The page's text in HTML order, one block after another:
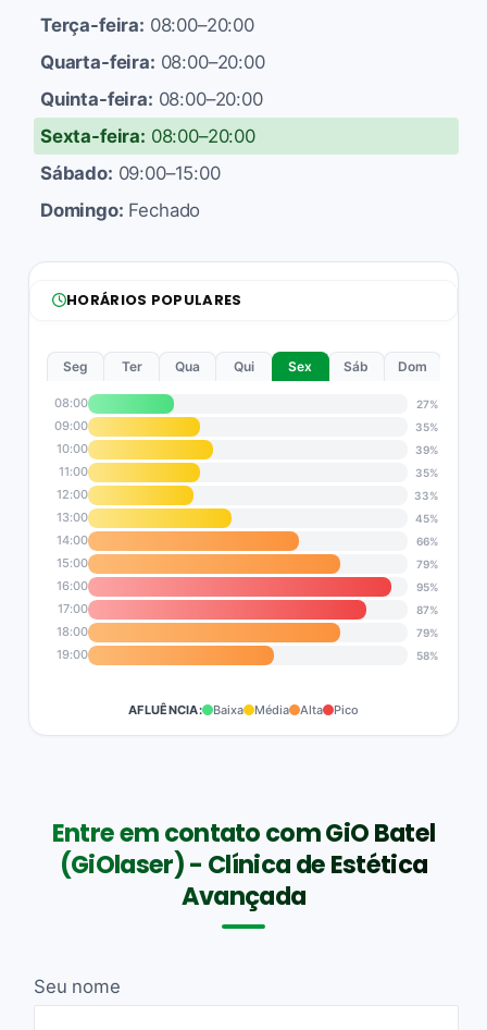
Terça-feira: 08:00–20:00
Quarta-feira: 08:00–20:00
Quinta-feira: 08:00–20:00
Sexta-feira: 08:00–20:00
Sábado: 09:00–15:00
Domingo: Fechado
HORÁRIOS POPULARES
Seg Ter Qua Qui Sex Sáb Dom
08:00 27%
09:00 35%
10:00 39%
11:00 35%
12:00 33%
13:00 45%
14:00 66%
15:00 79%
16:00 95%
17:00 87%
18:00 79%
19:00 58%
AFLUÊNCIA: Baixa Média Alta Pico
Entre em contato com GiO Batel
(GiOlaser) - Clínica de Estética
Avançada
Seu nome